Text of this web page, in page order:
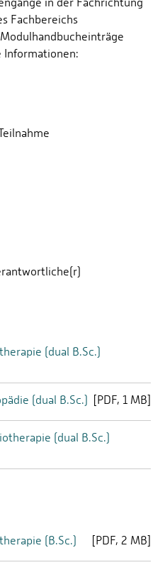
Fachbereichs
Informationen:
(dual B.Sc.)
(dual B.Sc.) PDF 1 MB]
(dual B.Sc.)
(B.Sc.) PDF 2 MB]